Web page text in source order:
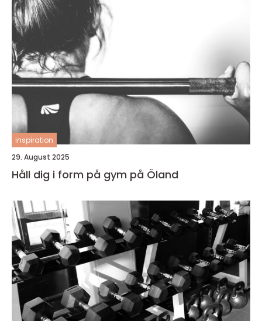
inspiration
29. August 2025
Håll dig i form på gym på Öland